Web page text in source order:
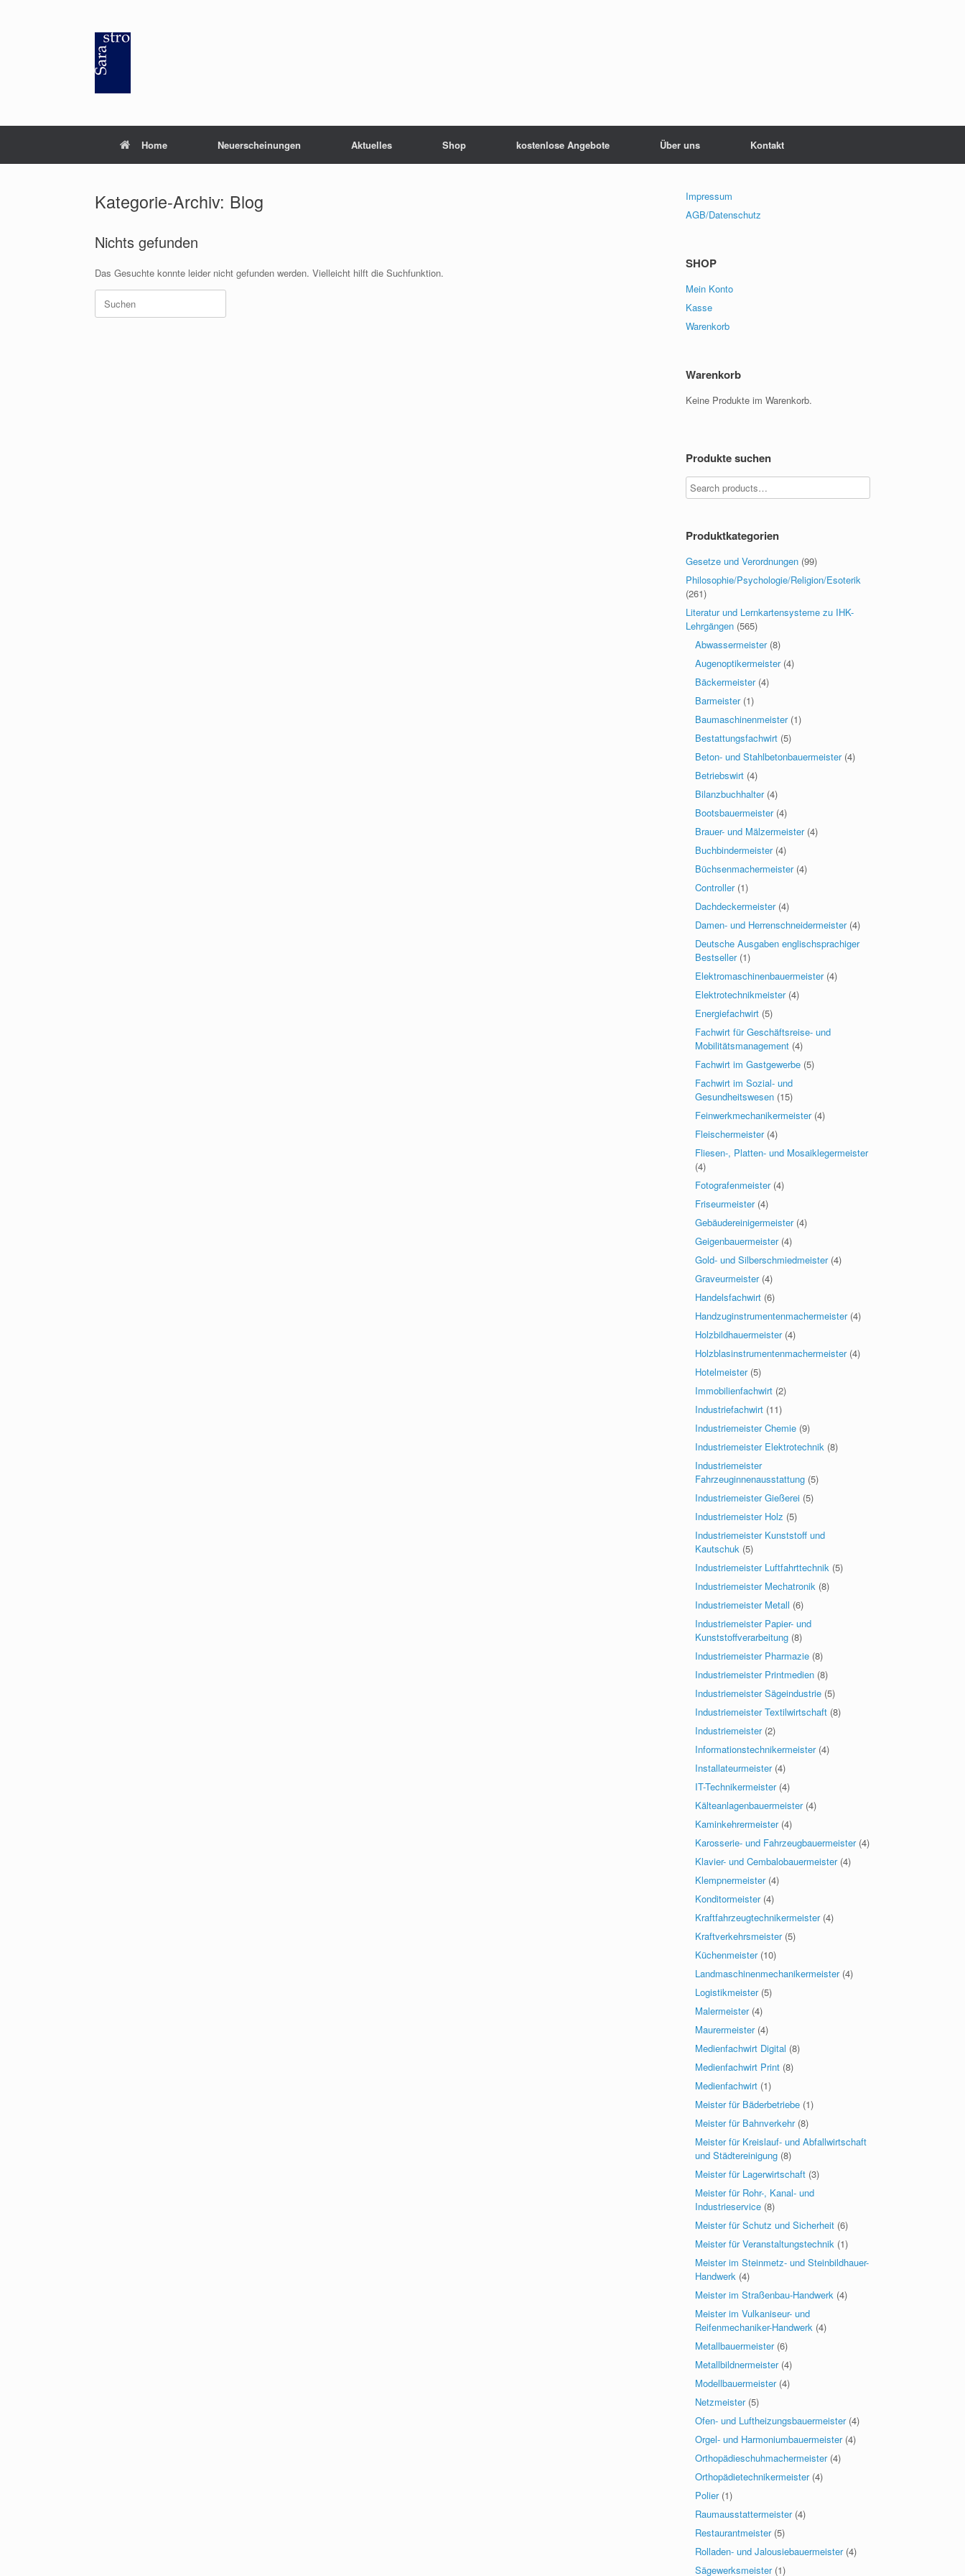
Home Neuerscheinungen Aktuelles Shop kostenlose Angebote Über uns Kontakt
Kategorie-Archiv: Blog
Nichts gefunden
Das Gesuchte konnte leider nicht gefunden werden. Vielleicht hilft die Suchfunktion.
Suchen
nach:
Impressum
AGB/Datenschutz
SHOP
Mein Konto
Kasse
Warenkorb
Warenkorb
Keine Produkte im Warenkorb.
Produkte suchen
Produktkategorien
Gesetze und Verordnungen (99)
Philosophie/Psychologie/Religion/Esoterik
(261)
Literatur und Lernkartensysteme zu IHK-
Lehrgängen (565)
Abwassermeister (8)
Augenoptikermeister (4)
Bäckermeister (4)
Barmeister (1)
Baumaschinenmeister (1)
Bestattungsfachwirt (5)
Beton- und Stahlbetonbauermeister (4)
Betriebswirt (4)
Bilanzbuchhalter (4)
Bootsbauermeister (4)
Brauer- und Mälzermeister (4)
Buchbindermeister (4)
Büchsenmachermeister (4)
Controller (1)
Dachdeckermeister (4)
Damen- und Herrenschneidermeister (4)
Deutsche Ausgaben englischsprachiger
Bestseller (1)
Elektromaschinenbauermeister (4)
Elektrotechnikmeister (4)
Energiefachwirt (5)
Fachwirt für Geschäftsreise- und
Mobilitätsmanagement (4)
Fachwirt im Gastgewerbe (5)
Fachwirt im Sozial- und
Gesundheitswesen (15)
Feinwerkmechanikermeister (4)
Fleischermeister (4)
Fliesen-, Platten- und Mosaiklegermeister
(4)
Fotografenmeister (4)
Friseurmeister (4)
Gebäudereinigermeister (4)
Geigenbauermeister (4)
Gold- und Silberschmiedmeister (4)
Graveurmeister (4)
Handelsfachwirt (6)
Handzuginstrumentenmachermeister (4)
Holzbildhauermeister (4)
Holzblasinstrumentenmachermeister (4)
Hotelmeister (5)
Immobilienfachwirt (2)
Industriefachwirt (11)
Industriemeister Chemie (9)
Industriemeister Elektrotechnik (8)
Industriemeister
Fahrzeuginnenausstattung (5)
Industriemeister Gießerei (5)
Industriemeister Holz (5)
Industriemeister Kunststoff und
Kautschuk (5)
Industriemeister Luftfahrttechnik (5)
Industriemeister Mechatronik (8)
Industriemeister Metall (6)
Industriemeister Papier- und
Kunststoffverarbeitung (8)
Industriemeister Pharmazie (8)
Industriemeister Printmedien (8)
Industriemeister Sägeindustrie (5)
Industriemeister Textilwirtschaft (8)
Industriemeister (2)
Informationstechnikermeister (4)
Installateurmeister (4)
IT-Technikermeister (4)
Kälteanlagenbauermeister (4)
Kaminkehrermeister (4)
Karosserie- und Fahrzeugbauermeister (4)
Klavier- und Cembalobauermeister (4)
Klempnermeister (4)
Konditormeister (4)
Kraftfahrzeugtechnikermeister (4)
Kraftverkehrsmeister (5)
Küchenmeister (10)
Landmaschinenmechanikermeister (4)
Logistikmeister (5)
Malermeister (4)
Maurermeister (4)
Medienfachwirt Digital (8)
Medienfachwirt Print (8)
Medienfachwirt (1)
Meister für Bäderbetriebe (1)
Meister für Bahnverkehr (8)
Meister für Kreislauf- und Abfallwirtschaft
und Städtereinigung (8)
Meister für Lagerwirtschaft (3)
Meister für Rohr-, Kanal- und
Industrieservice (8)
Meister für Schutz und Sicherheit (6)
Meister für Veranstaltungstechnik (1)
Meister im Steinmetz- und Steinbildhauer-
Handwerk (4)
Meister im Straßenbau-Handwerk (4)
Meister im Vulkaniseur- und
Reifenmechaniker-Handwerk (4)
Metallbauermeister (6)
Metallbildnermeister (4)
Modellbauermeister (4)
Netzmeister (5)
Ofen- und Luftheizungsbauermeister (4)
Orgel- und Harmoniumbauermeister (4)
Orthopädieschuhmachermeister (4)
Orthopädietechnikermeister (4)
Polier (1)
Raumausstattermeister (4)
Restaurantmeister (5)
Rolladen- und Jalousiebauermeister (4)
Sägewerksmeister (1)